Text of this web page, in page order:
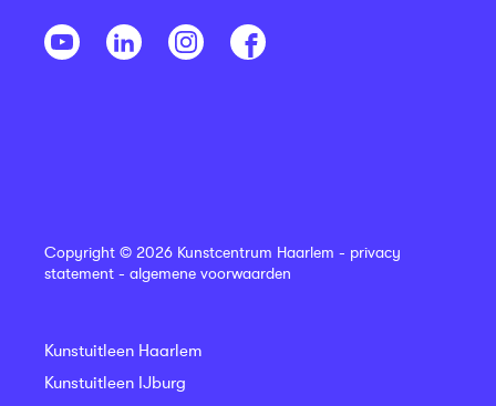
Copyright © 2026 Kunstcentrum Haarlem - privacy
statement - algemene voorwaarden
Kunstuitleen Haarlem
Kunstuitleen IJburg